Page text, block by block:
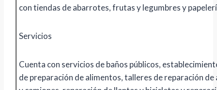
con tiendas de abarrotes, frutas y legumbres y
Servicios
Cuenta con servicios de baños públicos,
de preparación de alimentos, talleres de reparación